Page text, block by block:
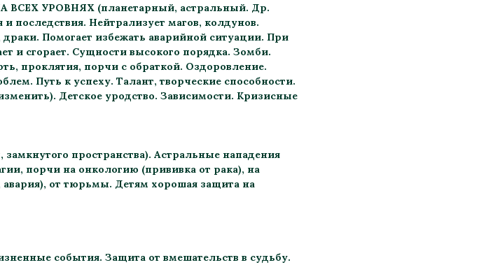
ВСЕХ УРОВНЯХ (планетарный, астральный. Др.
последствия. Нейтрализует магов, колдунов.
Помогает избежать аварийной ситуации. При
и сгорает. Сущности высокого порядка. Зомби.
проклятия, порчи с обраткой. Оздоровление.
Путь к успеху. Талант, творческие способности.
Детское уродство. Зависимости. Кризисные
пространства). Астральные нападения
порчи на онкологию (прививка от рака), на
от тюрьмы. Детям хорошая защита на
события. Защита от вмешательств в судьбу.